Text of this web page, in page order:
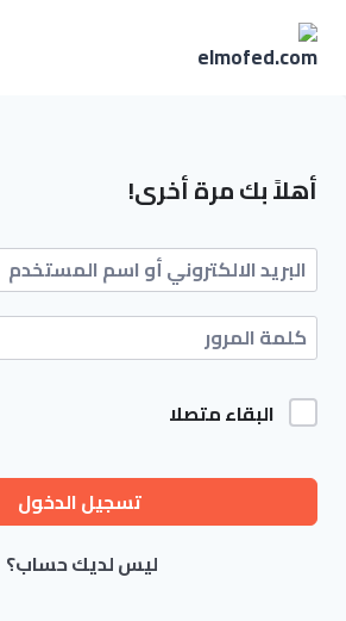
أهلاً بك مرة أخرى!
البقاء متصلا
تسجيل الدخول
ليس لديك حساب؟